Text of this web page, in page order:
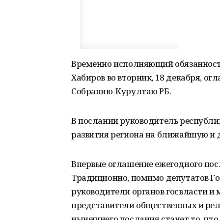
Временно исполняющий
Хабиров во вторник, 18 декабря,
Собранию-Курултаю РБ.
В послании руководитель
развития региона на ближайшую и
Впервые оглашение ежегодного
Традиционно, помимо депутатов
руководители органов госвласти
представители общественных и